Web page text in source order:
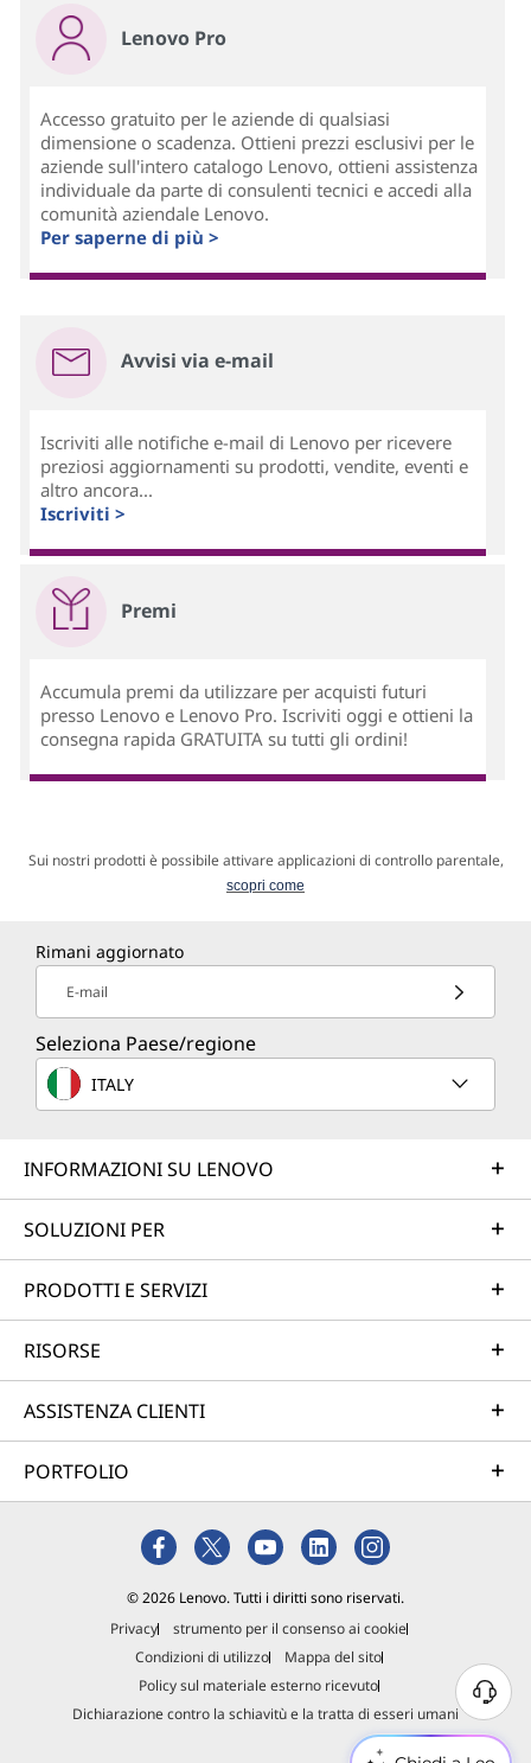
Lenovo Pro
Accesso gratuito per le aziende di qualsiasi
dimensione o scadenza. Ottieni prezzi esclusivi per le
aziende sull'intero catalogo Lenovo, ottieni assistenza
individuale da parte di consulenti tecnici e accedi alla
comunità aziendale Lenovo.
Per saperne di più >
Avvisi via e-mail
Iscriviti alle notifiche e-mail di Lenovo per ricevere
preziosi aggiornamenti su prodotti, vendite, eventi e
altro ancora...
Iscriviti >
Premi
Accumula premi da utilizzare per acquisti futuri
presso Lenovo e Lenovo Pro. Iscriviti oggi e ottieni la
consegna rapida GRATUITA su tutti gli ordini!
Sui nostri prodotti è possibile attivare applicazioni di controllo parentale,
scopri come
Rimani aggiornato
E-mail
Seleziona Paese/regione
ITALY
INFORMAZIONI SU LENOVO
SOLUZIONI PER
PRODOTTI E SERVIZI
RISORSE
ASSISTENZA CLIENTI
PORTFOLIO
© 2026 Lenovo. Tutti i diritti sono riservati.
Privacy
strumento per il consenso ai cookie
Condizioni di utilizzo
Mappa del sito
Policy sul materiale esterno ricevuto
Dichiarazione contro la schiavitù e la tratta di esseri umani